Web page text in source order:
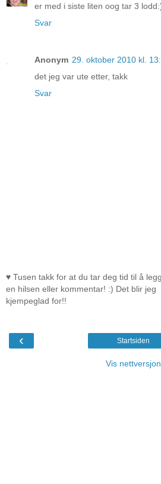
er med i siste liten oog tar 3
Svar
Anonym 29. oktober 2010 kl.
det jeg var ute etter, takk
Svar
♥ Tusen takk for at du tar deg tid til å
en hilsen eller kommentar! :) Det blir jeg
kjempeglad for!!
‹ Startsiden
Vis nettversjon